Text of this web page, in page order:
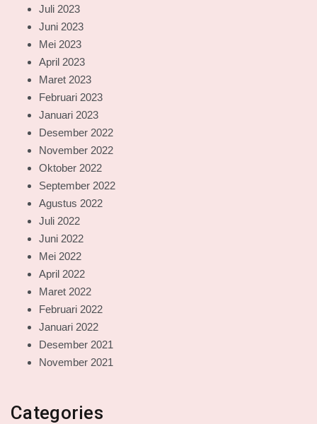
Juli 2023
Juni 2023
Mei 2023
April 2023
Maret 2023
Februari 2023
Januari 2023
Desember 2022
November 2022
Oktober 2022
September 2022
Agustus 2022
Juli 2022
Juni 2022
Mei 2022
April 2022
Maret 2022
Februari 2022
Januari 2022
Desember 2021
November 2021
Categories